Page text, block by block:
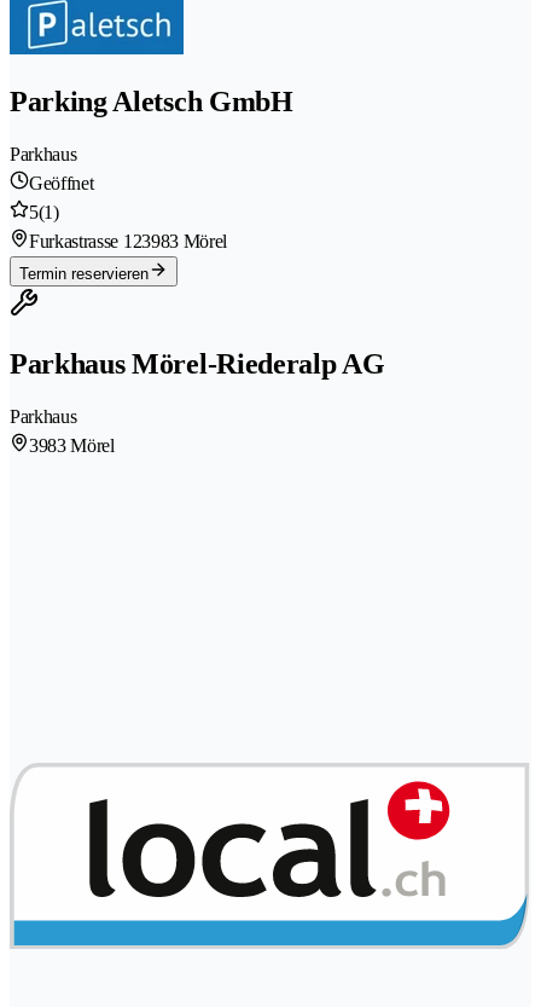
Parking Aletsch GmbH
Parkhaus
Geöffnet
5(1)
Furkastrasse 123983 Mörel
Termin reservieren
Parkhaus Mörel-Riederalp AG
Parkhaus
3983 Mörel